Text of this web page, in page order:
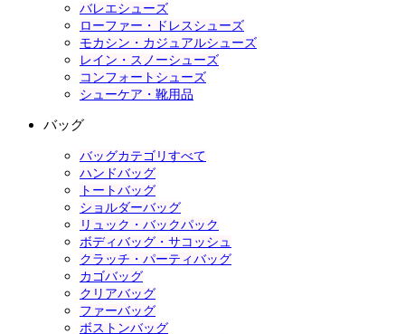
バレエシューズ
ローファー・ドレスシューズ
モカシン・カジュアルシューズ
レイン・スノーシューズ
コンフォートシューズ
シューケア・靴用品
バッグ
バッグカテゴリすべて
ハンドバッグ
トートバッグ
ショルダーバッグ
リュック・バックパック
ボディバッグ・サコッシュ
クラッチ・パーティバッグ
カゴバッグ
クリアバッグ
ファーバッグ
ボストンバッグ